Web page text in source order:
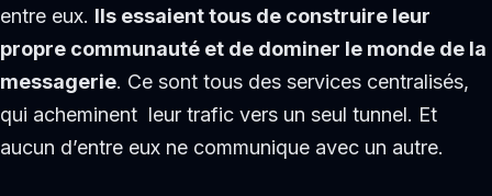
entre eux. Ils essaient tous de construire leur
propre communauté et de dominer le monde de la
messagerie. Ce sont tous des services centralisés,
qui acheminent leur trafic vers un seul tunnel. Et
aucun d’entre eux ne communique avec un autre.